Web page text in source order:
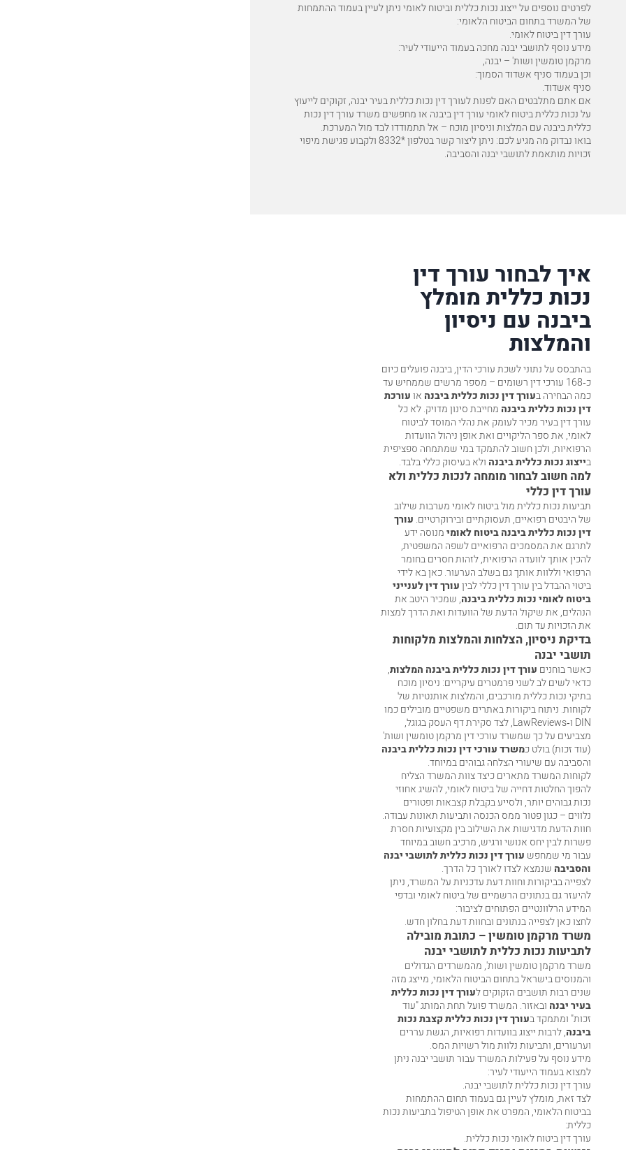
לפרטים נוספים על ייצוג נכות כללית וביטוח לאומי ניתן לעיין בעמוד ההתמחות
של המשרד בתחום הביטוח הלאומי:
עורך דין ביטוח לאומי.
מידע נוסף לתושבי יבנה מחכה בעמוד הייעודי לעיר:
מרקמן טומשין ושות' – יבנה,
וכן בעמוד סניף אשדוד הסמוך:
סניף אשדוד.
אם אתם מתלבטים האם לפנות לעורך דין נכות כללית בעיר יבנה, זקוקים לייעוץ
על נכות כללית ביטוח לאומי עורך דין ביבנה או מחפשים משרד עורך דין נכות
כללית ביבנה עם המלצות וניסיון מוכח – אל תתמודדו לבד מול המערכת.
בואו נבדוק מה מגיע לכם: ניתן ליצור קשר בטלפון*8332
ולקבוע פגישת מיפוי
זכויות מותאמת לתושבי יבנה והסביבה.
איך לבחור עורך דין
נכות כללית מומלץ
ביבנה עם ניסיון
והמלצות
בהתבסס על נתוני לשכת עורכי הדין, ביבנה פועלים כיום
כ‑168 עורכי דין רשומים – מספר מרשים שממחיש עד
כמה הבחירה בעורך דין נכות כללית ביבנה אועורכת
דין נכות כללית ביבנה מחייבת סינון מדויק. לא כל
עורך דין בעיר מכיר לעומק את נהלי המוסד לביטוח
לאומי, את ספר הליקויים ואת אופן ניהול הוועדות
הרפואיות, ולכן חשוב להתמקד במי שמתמחה ספציפית
בייצוג נכות כללית ביבנה ולא בעיסוק כללי בלבד.
למה חשוב לבחור מומחה לנכות כללית ולא
עורך דין כללי
תביעות נכות כללית מול ביטוח לאומי מערבות שילוב
של היבטים רפואיים, תעסוקתיים ובירוקרטיים. עורך
דין נכות כללית ביבנה ביטוח לאומימנוסה ידע
לתרגם את המסמכים הרפואיים לשפה המשפטית,
להכין אותך לוועדה הרפואית, לזהות חסרים בחומר
הרפואי וללוות אותך גם בשלב הערעור. כאן בא לידי
ביטוי ההבדל בין עורך דין כללי לביןעורך דין לענייני
ביטוח לאומי נכות כללית ביבנה, שמכיר היטב את
הנהלים, את שיקול הדעת של הוועדות ואת הדרך למצות
את הזכויות עד תום.
בדיקת ניסיון, הצלחות והמלצות מלקוחות
תושבי יבנה
כאשר בוחנים עורך דין נכות כללית ביבנה המלצות,
כדאי לשים לב לשני פרמטרים עיקריים: ניסיון מוכח
בתיקי נכות כללית מורכבים, והמלצות אותנטיות של
לקוחות. ניתוח ביקורות באתרים משפטיים מובילים כמו
DIN ו‑LawReviews, לצד סקירת דף העסק בגוגל,
מצביעים על כך שמשרד עורכי דין מרקמן טומשין ושות'
(עוד זכות) בולט כמשרד עורכי דין נכות כללית ביבנה
והסביבה עם שיעורי הצלחה גבוהים במיוחד.
לקוחות המשרד מתארים כיצד צוות המשרד הצליח
להפוך החלטות דחייה של ביטוח לאומי, להשיג אחוזי
נכות גבוהים יותר, ולסייע בקבלת קצבאות ופטורים
נלווים – כגון פטור ממס הכנסה ותביעות תאונות עבודה.
חוות הדעת מדגישות את השילוב בין מקצועיות חסרת
פשרות לבין יחס אנושי ורגיש, מרכיב חשוב במיוחד
עבור מי שמחפש עורך דין נכות כללית לתושבי יבנה
והסביבה שנמצא לצדו לאורך כל הדרך.
לצפייה בביקורות וחוות דעת עדכניות על המשרד, ניתן
להיעזר גם בנתונים הרשמיים של ביטוח לאומי ובדפי
המידע הרלוונטיים הפתוחים לציבור:
לחצו כאן לצפייה בנתונים ובחוות דעת בחלון חדש.
משרד מרקמן טומשין – כתובת מובילה
לתביעות נכות כללית לתושבי יבנה
משרד מרקמן טומשין ושות', מהמשרדים הגדולים
והמנוסים בישראל בתחום הביטוח הלאומי, מייצג מזה
שנים רבות תושבים הזקוקים לעורך דין נכות כללית
בעיר יבנה ובאזור. המשרד פועל תחת המותג "עוד
זכות" ומתמקד בעורך דין נכות כללית קצבת נכות
ביבנה, לרבות ייצוג בוועדות רפואיות, הגשת עררים
וערעורים, ותביעות נלוות מול רשויות המס.
מידע נוסף על פעילות המשרד עבור תושבי יבנה ניתן
למצוא בעמוד הייעודי לעיר:
עורך דין נכות כללית לתושבי יבנה.
לצד זאת, מומלץ לעיין גם בעמוד תחום ההתמחות
בביטוח הלאומי, המפרט את אופן הטיפול בתביעות נכות
כללית:
עורך דין ביטוח לאומי נכות כללית.